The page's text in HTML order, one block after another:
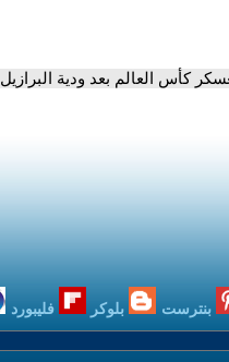
كأس العالم بعد ودية البرازيل
بنترست بلوكر فليبورد